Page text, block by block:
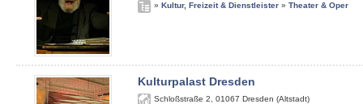
» Kultur, Freizeit & Dienstleister » Theater & Oper
Kulturpalast Dresden
Schloßstraße 2 01067 Dresden (Altstadt)